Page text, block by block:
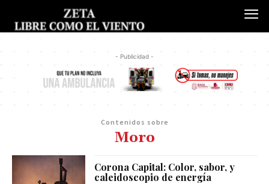
- Publicidad -
Contenidos sobre
Moro
Corona Capital: Color, sabor, y
caleidoscopio de energía